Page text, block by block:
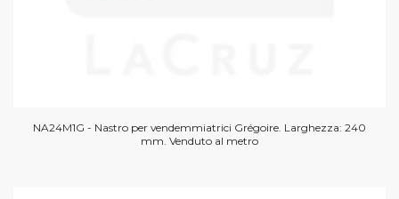
NA24M1G - Nastro per vendemmiatrici Grégoire. Larghezza: 240
mm. Venduto al metro